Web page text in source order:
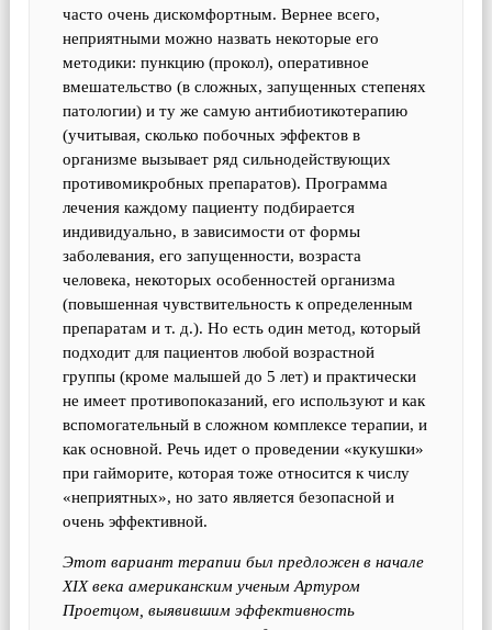
часто очень дискомфортным. Вернее всего,
неприятными можно назвать некоторые его
методики: пункцию (прокол), оперативное
вмешательство (в сложных, запущенных степенях
патологии) и ту же самую антибиотикотерапию
(учитывая, сколько побочных эффектов в
организме вызывает ряд сильнодействующих
противомикробных препаратов). Программа
лечения каждому пациенту подбирается
индивидуально, в зависимости от формы
заболевания, его запущенности, возраста
человека, некоторых особенностей организма
(повышенная чувствительность к определенным
препаратам и т. д.). Но есть один метод, который
подходит для пациентов любой возрастной
группы (кроме малышей до 5 лет) и практически
не имеет противопоказаний, его используют и как
вспомогательный в сложном комплексе терапии, и
как основной. Речь идет о проведении «кукушки»
при гайморите, которая тоже относится к числу
«неприятных», но зато является безопасной и
очень эффективной.
Этот вариант терапии был предложен в начале
XIX века американским ученым Артуром
Проетцом, выявившим эффективность